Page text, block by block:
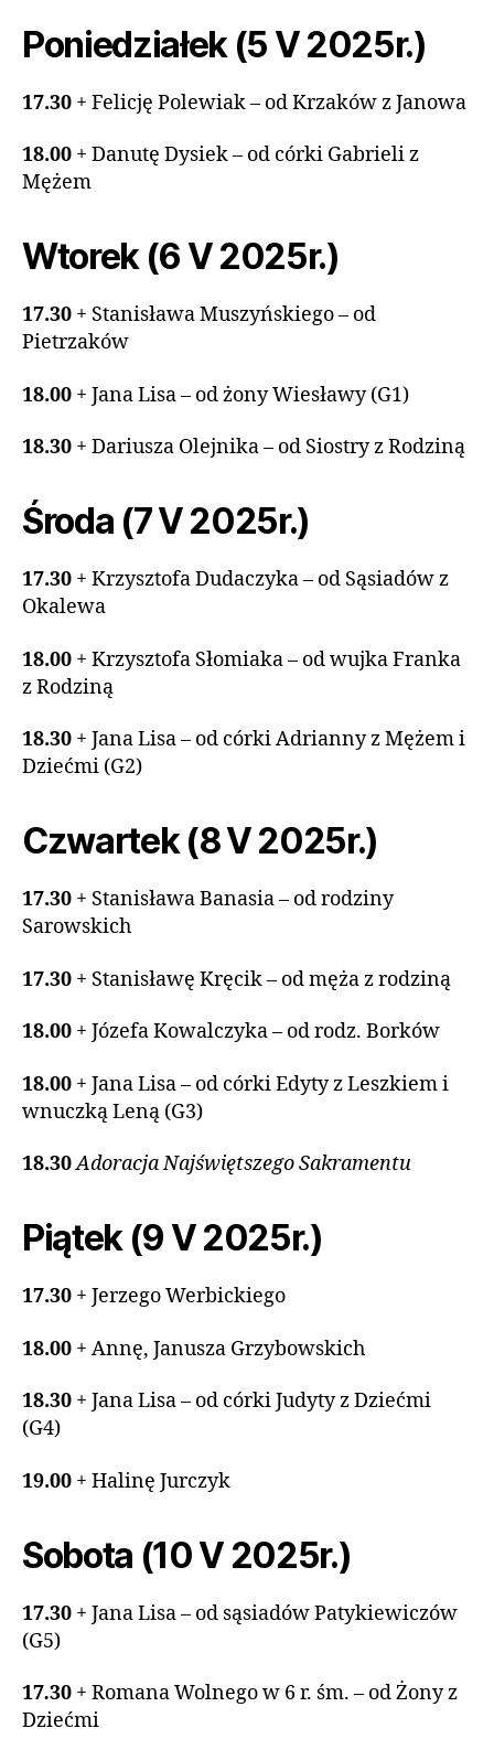
Poniedziałek (5 V 2025r.)
17.30 + Felicję Polewiak – od Krzaków z Janowa
18.00 + Danutę Dysiek – od córki Gabrieli z
Mężem
Wtorek (6 V 2025r.)
17.30 + Stanisława Muszyńskiego – od
Pietrzaków
18.00 + Jana Lisa – od żony Wiesławy (G1)
18.30 + Dariusza Olejnika – od Siostry z Rodziną
Środa (7 V 2025r.)
17.30 + Krzysztofa Dudaczyka – od Sąsiadów z
Okalewa
18.00 + Krzysztofa Słomiaka – od wujka Franka
z Rodziną
18.30 + Jana Lisa – od córki Adrianny z Mężem i
Dziećmi (G2)
Czwartek (8 V 2025r.)
17.30 + Stanisława Banasia – od rodziny
Sarowskich
17.30 + Stanisławę Kręcik – od męża z rodziną
18.00 + Józefa Kowalczyka – od rodz. Borków
18.00 + Jana Lisa – od córki Edyty z Leszkiem i
wnuczką Leną (G3)
18.30Adoracja Najświętszego Sakramentu
Piątek (9 V 2025r.)
17.30 + Jerzego Werbickiego
18.00 + Annę, Janusza Grzybowskich
18.30 + Jana Lisa – od córki Judyty z Dziećmi
(G4)
19.00 + Halinę Jurczyk
Sobota (10 V 2025r.)
17.30 + Jana Lisa – od sąsiadów Patykiewiczów
(G5)
17.30 + Romana Wolnego w 6 r. śm. – od Żony z
Dziećmi